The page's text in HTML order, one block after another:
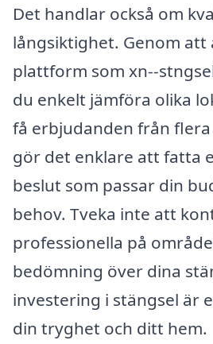
Det handlar också om
långsiktighet. Genom att
plattform som xn--
du enkelt jämföra olika
få erbjudanden från
gör det enklare att fatta
beslut som passar din
behov. Tveka inte att
professionella på
bedömning över dina
investering i stängsel är
din tryghet och ditt hem.